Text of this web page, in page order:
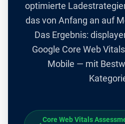
optimierte
das von Anfang an auf
Das Ergebnis:
Google Core Web
Mobile — mit
Core Web Vitals